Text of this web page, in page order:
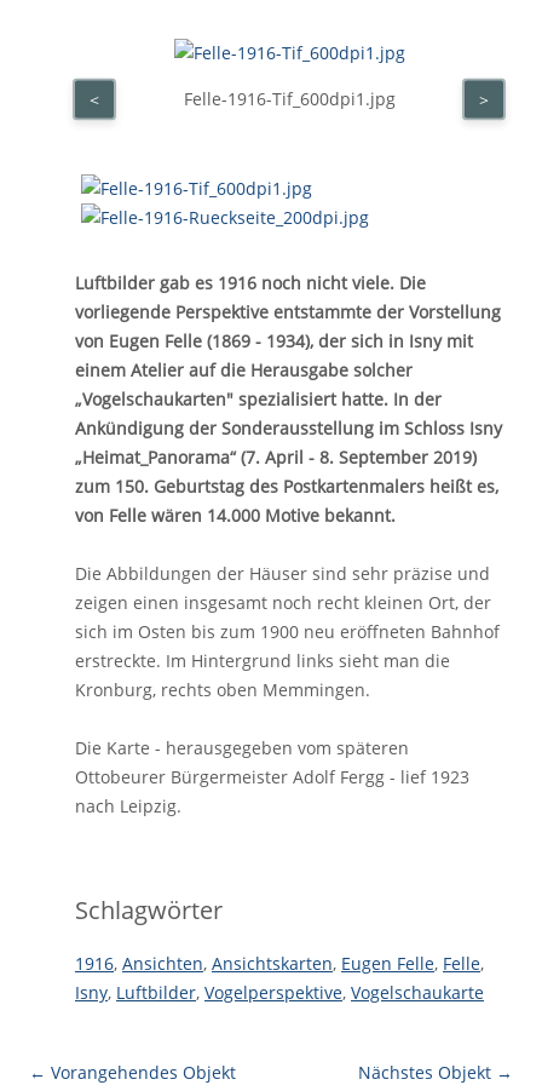
Felle-1916-Tif_600dpi1.jpg
< >
Luftbilder gab es 1916 noch nicht viele. Die
vorliegende Perspektive entstammte der Vorstellung
von Eugen Felle (1869 - 1934), der sich in Isny mit
einem Atelier auf die Herausgabe solcher
„Vogelschaukarten" spezialisiert hatte. In der
Ankündigung der Sonderausstellung im Schloss Isny
„Heimat_Panorama“ (7. April - 8. September 2019)
zum 150. Geburtstag des Postkartenmalers heißt es,
von Felle wären 14.000 Motive bekannt.
Die Abbildungen der Häuser sind sehr präzise und
zeigen einen insgesamt noch recht kleinen Ort, der
sich im Osten bis zum 1900 neu eröffneten Bahnhof
erstreckte. Im Hintergrund links sieht man die
Kronburg, rechts oben Memmingen.
Die Karte - herausgegeben vom späteren
Ottobeurer Bürgermeister Adolf Fergg - lief 1923
nach Leipzig.
Schlagwörter
1916, Ansichten, Ansichtskarten, Eugen Felle, Felle,
Isny, Luftbilder, Vogelperspektive, Vogelschaukarte
← Vorangehendes Objekt Nächstes Objekt →